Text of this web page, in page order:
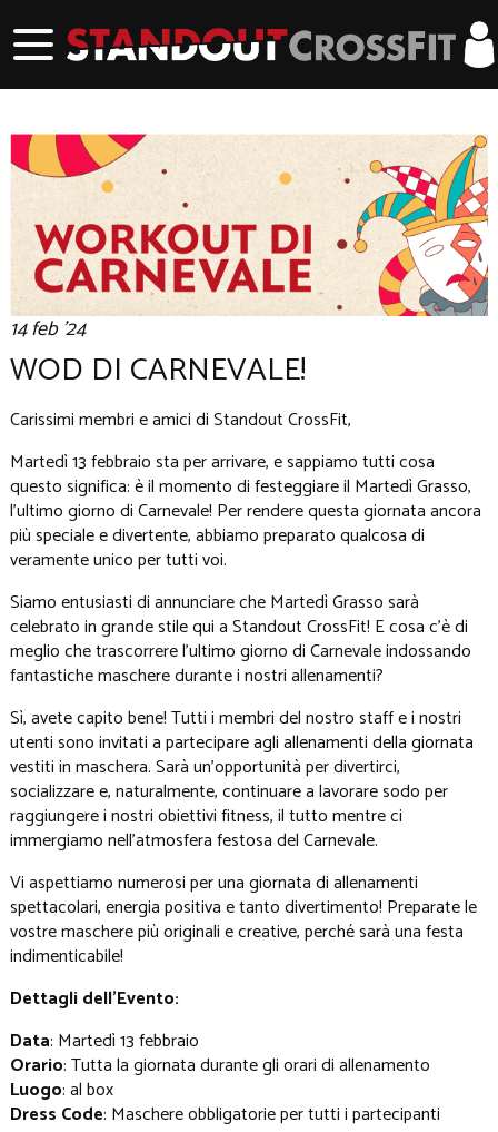
14 feb '24
WOD DI CARNEVALE!
Carissimi membri e amici di Standout CrossFit,
Martedì 13 febbraio sta per arrivare, e sappiamo tutti cosa
questo significa: è il momento di festeggiare il Martedì Grasso,
l'ultimo giorno di Carnevale! Per rendere questa giornata ancora
più speciale e divertente, abbiamo preparato qualcosa di
veramente unico per tutti voi.
Siamo entusiasti di annunciare che Martedì Grasso sarà
celebrato in grande stile qui a Standout CrossFit! E cosa c'è di
meglio che trascorrere l'ultimo giorno di Carnevale indossando
fantastiche maschere durante i nostri allenamenti?
Sì, avete capito bene! Tutti i membri del nostro staff e i nostri
utenti sono invitati a partecipare agli allenamenti della giornata
vestiti in maschera. Sarà un'opportunità per divertirci,
socializzare e, naturalmente, continuare a lavorare sodo per
raggiungere i nostri obiettivi fitness, il tutto mentre ci
immergiamo nell'atmosfera festosa del Carnevale.
Vi aspettiamo numerosi per una giornata di allenamenti
spettacolari, energia positiva e tanto divertimento! Preparate le
vostre maschere più originali e creative, perché sarà una festa
indimenticabile!
Dettagli dell'Evento:
Data: Martedì 13 febbraio
Orario: Tutta la giornata durante gli orari di allenamento
Luogo: al box
Dress Code: Maschere obbligatorie per tutti i partecipanti